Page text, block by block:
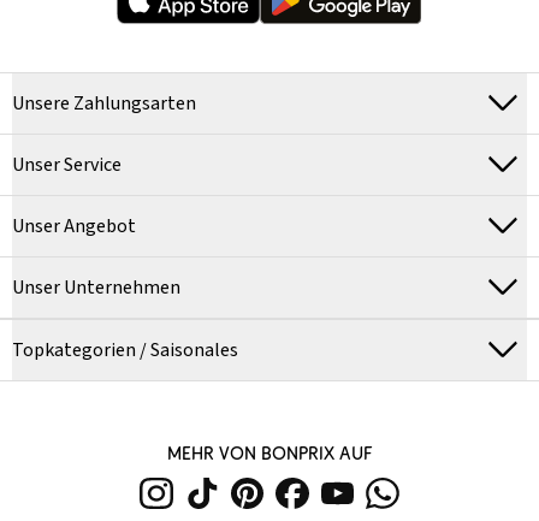
Unsere Zahlungsarten
Unser Service
Unser Angebot
Unser Unternehmen
Topkategorien / Saisonales
MEHR VON BONPRIX AUF